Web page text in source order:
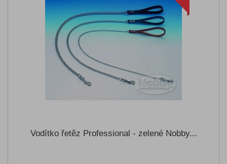
Vodítko řetěz Professional - zelené Nobby...